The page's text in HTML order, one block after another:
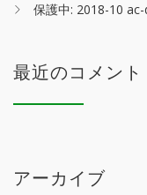
保護中: 2018-10
最近のコメント
アーカイブ